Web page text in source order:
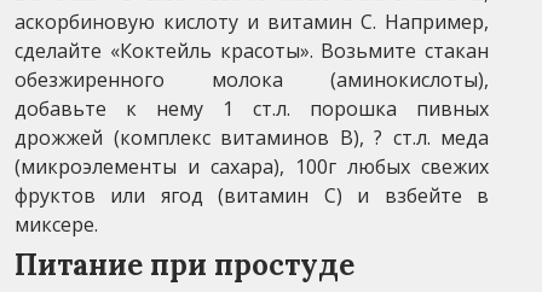
аскорбиновую кислоту и витамин С. Например,
сделайте «Коктейль красоты». Возьмите стакан
обезжиренного молока (аминокислоты),
добавьте к нему 1 ст.л. порошка пивных
дрожжей (комплекс витаминов В), ? ст.л. меда
(микроэлементы и сахара), 100г любых свежих
фруктов или ягод (витамин С) и взбейте в
миксере.
Питание при простуде